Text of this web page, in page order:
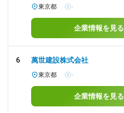
東京都 -
企業情報を見る
6 萬世建設株式会社
東京都 -
企業情報を見る